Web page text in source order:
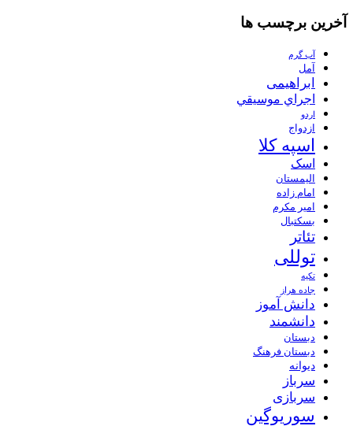
آخرین برچسب ها
آب گرم
آمل
ابراهیمی
اجراي موسيقي
اردو
ازدواج
اسپه کلا
اسک
الیمستان
امام زاده
امیر مکرم
بسکتبال
تئاتر
توللی
تکیه
جاده هراز
دانش آموز
دانشمند
دبستان
دبستان فرهنگ
دیوانه
سرباز
سربازی
سوریوگین